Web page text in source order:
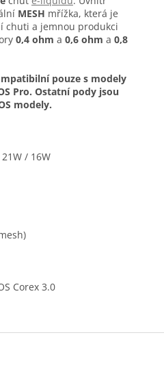
MESH mřížka, která je
chuti a jemnou produkci
0,4 ohm a 0,6 ohm a 0,8
pouze s modely
Pro. Ostatní pody jsou
modely.
/ 16W
Corex 3.0